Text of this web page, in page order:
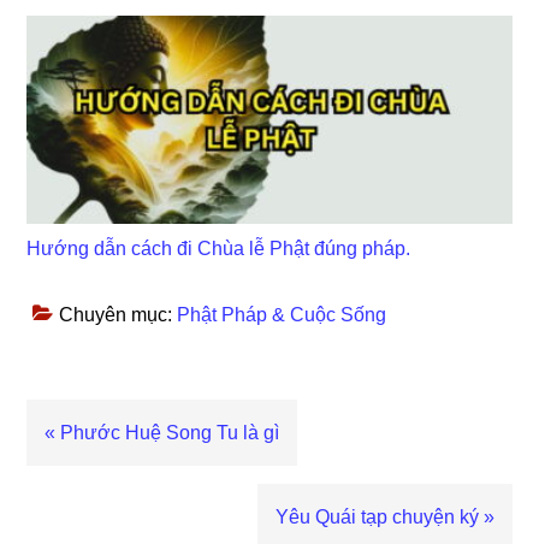
Hướng dẫn cách đi Chùa lễ Phật đúng pháp.
Chuyên mục: Phật Pháp & Cuộc Sống
Bài
« Phước Huệ Song Tu là gì
Bài
Yêu Quái tạp chuyện ký »